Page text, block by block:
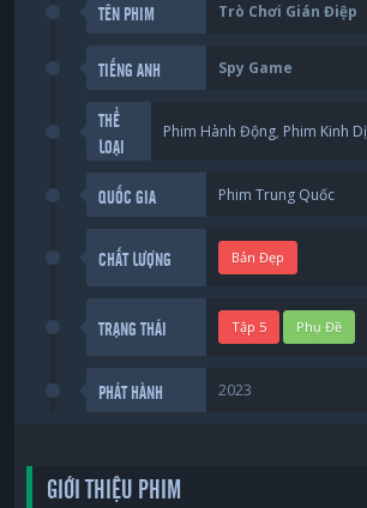
TÊN PHIM Trò Chơi Gián Điệp
TIẾNG ANH Spy Game
THỂ
LOẠI
Phim Hành Động, Phim Kinh Dị
QUỐC GIA Phim Trung Quốc
CHẤT LƯỢNG Bản Đẹp
TRẠNG THÁI Tập 5 Phụ Đề
PHÁT HÀNH 2023
GIỚI THIỆU PHIM